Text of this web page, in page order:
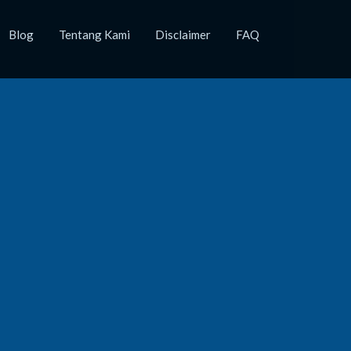
Blog Tentang Kami Disclaimer FAQ